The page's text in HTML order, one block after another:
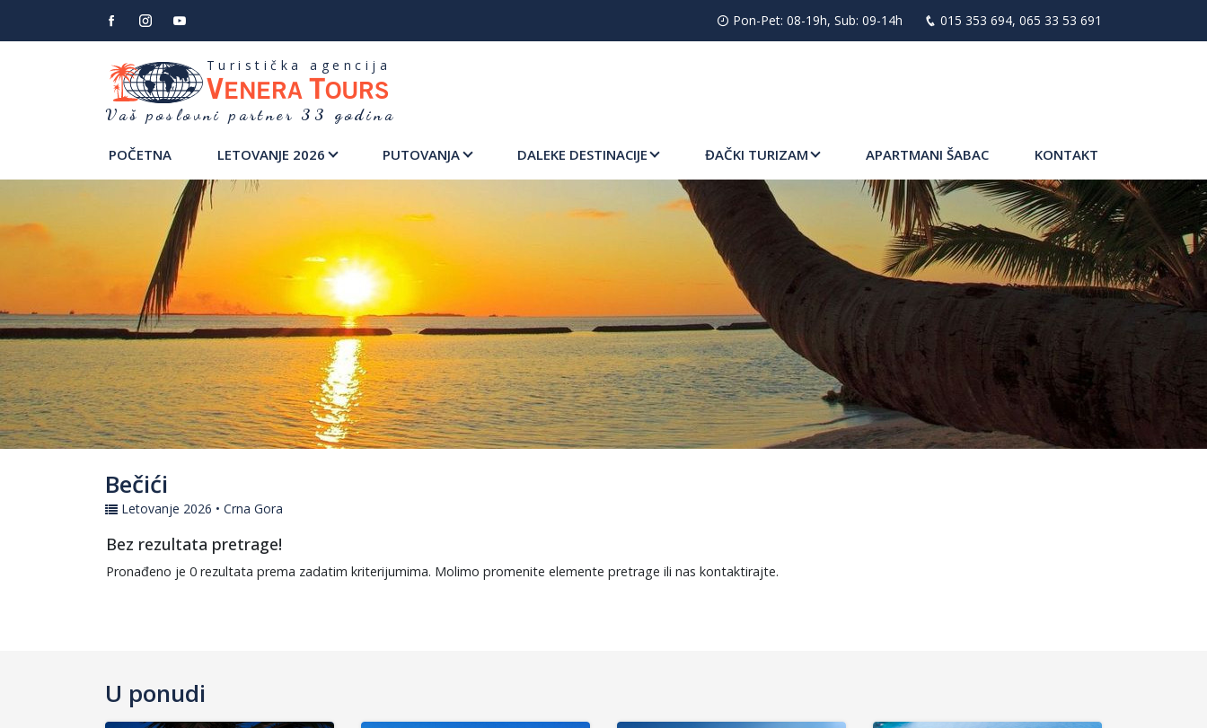
Pon-Pet: 08-19h, Sub: 09-14h 015 353 694, 065 33 53 691
Turistička agencija
VENERA TOURS
Vaš poslovni partner 33 godina
POČETNA LETOVANJE 2026 PUTOVANJA DALEKE DESTINACIJE ĐAČKI TURIZAM APARTMANI ŠABAC KONTAKT
Bečići
Letovanje 2026 • Crna Gora
Bez rezultata pretrage!
Pronađeno je 0 rezultata prema zadatim kriterijumima. Molimo promenite elemente pretrage ili nas kontaktirajte.
U ponudi